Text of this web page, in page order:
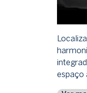
espaço